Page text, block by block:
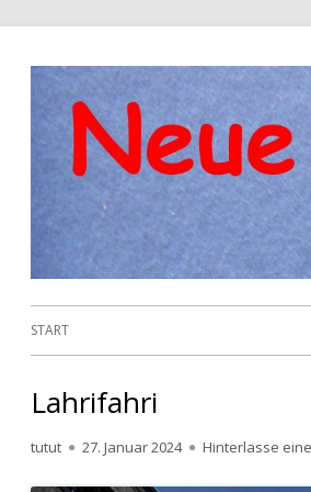
Primäres
START
Lahrifahri
Autor
tutut
Veröffentlicht
27. Januar 2024 Hinterlasse